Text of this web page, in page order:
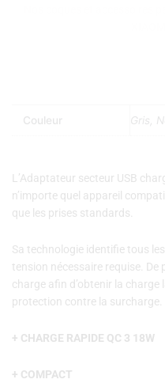
Couleur Gris,
L’Adaptateur secteur USB
n’importe quel appareil
que les prises standards.
Sa technologie identifie tous
tension nécessaire requise. De
charge afin d’obtenir la charge
protection contre la surcharge.
+ CHARGE RAPIDE QC 3 18W
+ COMPACT